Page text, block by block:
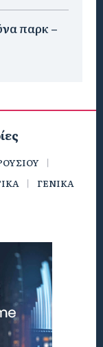
παρκ –
ΓΕΝΙΚΑ